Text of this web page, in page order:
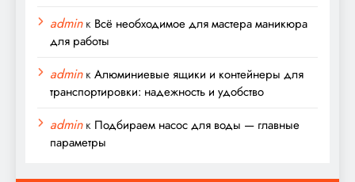
adminк Всё необходимое для мастера маникюра
для работы
adminкАлюминиевые ящики и контейнеры для
транспортировки: надежность и удобство
adminк Подбираем насос для воды — главные
параметры